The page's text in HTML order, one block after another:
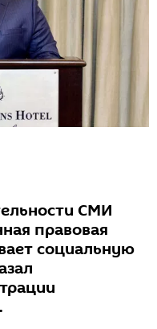
СМИ
правовая
социальную